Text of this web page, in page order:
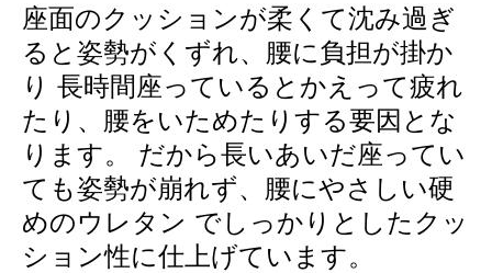
座面のクッションが柔くて沈み過ぎ
ると姿勢がくずれ、腰に負担が掛か
り 長時間座っているとかえって疲れ
たり、腰をいためたりする要因とな
ります。 だから長いあいだ座ってい
ても姿勢が崩れず、腰にやさしい硬
めのウレタン でしっかりとしたクッ
ション性に仕上げています。